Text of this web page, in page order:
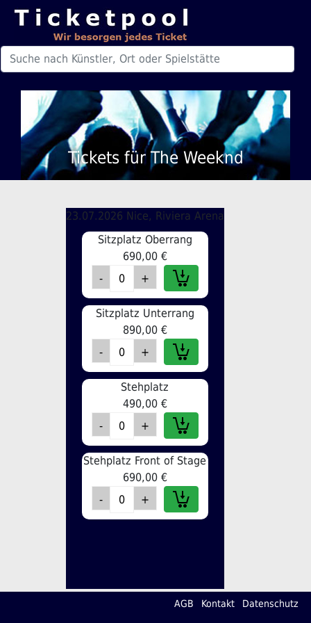
Tickets für The Weeknd
23.07.2026 Nice, Riviera Arena
Sitzplatz Oberrang
690,00 €
Sitzplatz Unterrang
890,00 €
Stehplatz
490,00 €
Stehplatz Front of Stage
690,00 €
AGB Kontakt Datenschutz